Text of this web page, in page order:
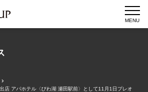
MENU
店 アパホテル〈びわ湖 瀬田駅前〉として11月1日プレオ